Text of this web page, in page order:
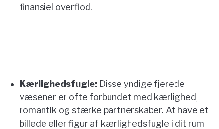
finansiel overflod.
Kærlighedsfugle: Disse yndige fjerede
væsener er ofte forbundet med kærlighed,
romantik og stærke partnerskaber. At have et
billede eller figur af kærlighedsfugle i dit rum